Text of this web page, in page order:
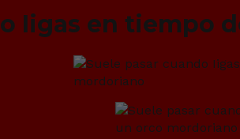
Iigas en tiempo